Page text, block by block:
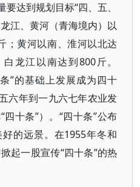
达到规划目标“四、五、
江、黄河（青海境内）以
；黄河以南、淮河以北达
龙江以南达到800斤。
”的基础上发展成为四十
六年到一九六七年农业发
十条”）。“四十条”公布
的远景。在1955年冬和
起一股宣传“四十条”的热